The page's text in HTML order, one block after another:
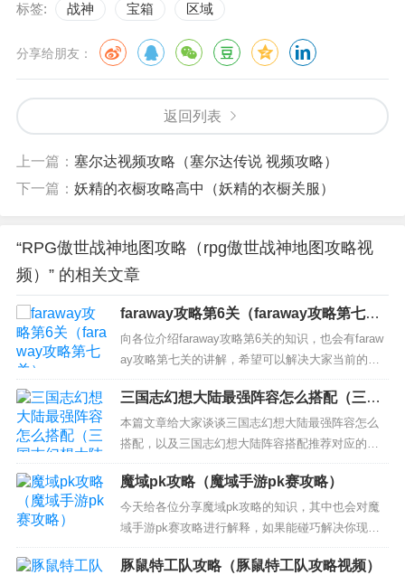
标签: 战神 宝箱 区域
分享给朋友：
返回列表
上一篇： 塞尔达视频攻略（塞尔达传说 视频攻略）
下一篇： 妖精的衣橱攻略高中（妖精的衣橱关服）
“RPG傲世战神地图攻略（rpg傲世战神地图攻略视
频）” 的相关文章
faraway攻略第6关（faraway攻略第七
关）
向各位介绍faraway攻略第6关的知识，也会有faraw
ay攻略第七关的讲解，希望可以解决大家当前的困
惑！ 本文目录一览： 1、高一外研第10期，总第325
4期答案 2、口袋妖怪赤之救助队神兽 3、关于幸田
来未 4、sofaraway没有进billboard榜单 5、farawa
y...
三国志幻想大陆最强阵容怎么搭配（三国
志幻想大陆阵容搭配推荐）
本篇文章给大家谈谈三国志幻想大陆最强阵容怎么
搭配，以及三国志幻想大陆阵容搭配推荐对应的知
识点，希望对各位有所帮助，不要忘了收藏本站
喔。 本文目录一览： 1、三国志幻想大陆阵容 2、
三国志幻想大陆t0最强阵容 3、三国志幻想大陆最强
阵容 4、三国志幻想大陆什么阵容最强 阵容推荐 三
国志幻...
魔域pk攻略（魔域手游pk赛攻略）
今天给各位分享魔域pk攻略的知识，其中也会对魔
域手游pk赛攻略进行解释，如果能碰巧解决你现在
面临的问题，别忘了关注本站，现在开始吧！ 本文
目录一览： 1、《魔域2.4》无敌版的攻略？ 2、魔
豚鼠特工队攻略（豚鼠特工队攻略视频）